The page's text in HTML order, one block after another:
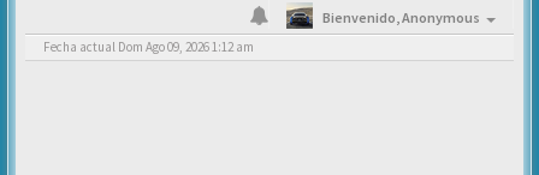
Bienvenido,Anonymous
Fecha actual Dom Ago 09, 2026 1:12 am